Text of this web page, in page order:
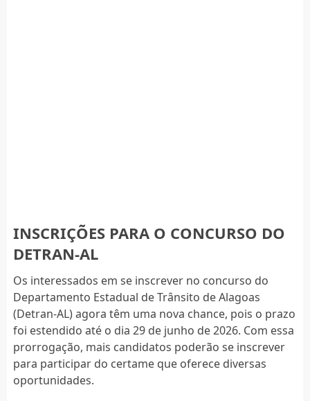
INSCRIÇÕES PARA O CONCURSO DO
DETRAN-AL
Os interessados em se inscrever no concurso do
Departamento Estadual de Trânsito de Alagoas
(Detran-AL) agora têm uma nova chance, pois o prazo
foi estendido até o dia 29 de junho de 2026. Com essa
prorrogação, mais candidatos poderão se inscrever
para participar do certame que oferece diversas
oportunidades.